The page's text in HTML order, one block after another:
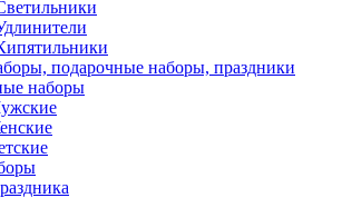
подарочные наборы, праздники
наборы